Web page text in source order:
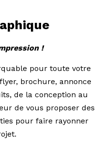
!
pour toute votre
brochure, annonce
de la conception au
de vous proposer des
pour faire rayonner